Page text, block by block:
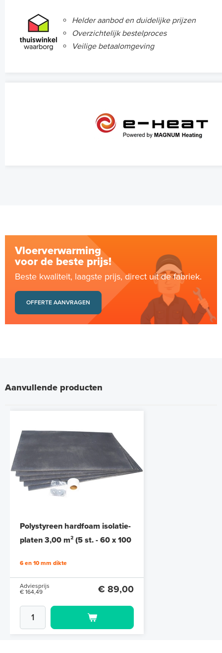
Helder aanbod en duidelijke prijzen
Overzichtelijk bestelproces
Veilige betaalomgeving
Vloerverwarming
voor de beste prijs!
Beste kwaliteit, laagste prijs, direct uit de fabriek.
OFFERTE AANVRAGEN
Aanvullende producten
Polystyreen hardfoam isolatie-
platen 3,00 m² (5 st. - 60 x 100
6 en 10 mm dikte
Adviesprijs
€ 164,49
€ 89,00